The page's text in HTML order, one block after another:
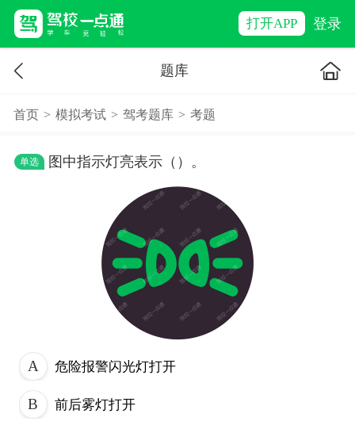
打开APP 登录
题库
首页 > 模拟考试 > 驾考题库 > 考题
单选 图中指示灯亮表示（）。
危险报警闪光灯打开
前后雾灯打开